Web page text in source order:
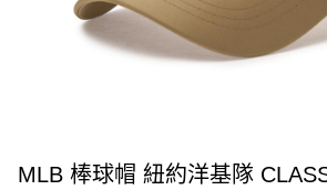
MLB 棒球帽 紐約洋基隊